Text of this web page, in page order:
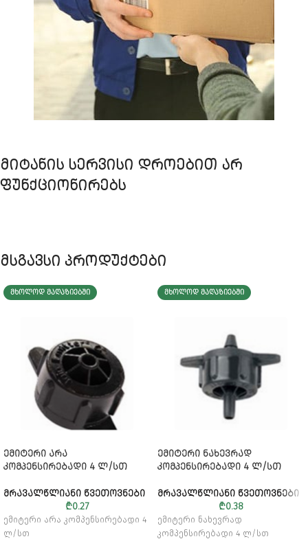
ᲛᲘᲢᲐᲜᲘᲡ ᲡᲔᲠᲕᲘᲡᲘ ᲓᲠᲝᲔᲑᲘᲗ ᲐᲠ
ᲤᲣᲜᲥᲪᲘᲝᲜᲘᲠᲔᲑᲡ
მსგავსი პროდუქტები
ᲛᲮᲝᲚᲝᲓ ᲛᲐᲦᲐᲖᲘᲔᲑᲨᲘ
ᲔᲛᲘᲢᲔᲠᲘ ᲐᲠᲐ
ᲙᲝᲛᲞᲔᲜᲡᲘᲠᲔᲑᲐᲓᲘ 4 Ლ/ᲡᲗ
ᲛᲠᲐᲕᲐᲚᲬᲚᲘᲐᲜᲘ ᲬᲕᲔᲗᲝᲕᲜᲔᲑᲘ
₾0.27
ემიტერი არა კომპენსირებადი 4
ლ/სთ
ᲛᲮᲝᲚᲝᲓ ᲛᲐᲦᲐᲖᲘᲔᲑᲨᲘ
ᲔᲛᲘᲢᲔᲠᲘ ᲜᲐᲮᲔᲕᲠᲐᲓ
ᲙᲝᲛᲞᲔᲜᲡᲘᲠᲔᲑᲐᲓᲘ 4 Ლ/ᲡᲗ
ᲛᲠᲐᲕᲐᲚᲬᲚᲘᲐᲜᲘ ᲬᲕᲔᲗᲝᲕᲜᲔᲑᲘ
₾0.38
ემიტერი ნახევრად
კომპენსირებადი 4 ლ/სთ